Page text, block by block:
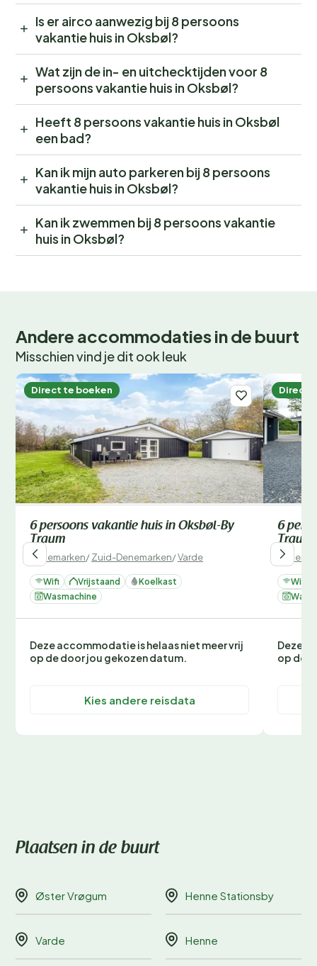
Is er airco aanwezig bij 8 persoons
vakantie huis in Oksbøl?
Wat zijn de in- en uitchecktijden voor 8
persoons vakantie huis in Oksbøl?
Heeft 8 persoons vakantie huis in Oksbøl
een bad?
Kan ik mijn auto parkeren bij 8 persoons
vakantie huis in Oksbøl?
Kan ik zwemmen bij 8 persoons vakantie
huis in Oksbøl?
Andere accommodaties in de buurt
Misschien vind je dit ook leuk
Direct te boeken
6 persoons vakantie huis in Oksbøl-By
Traum
Denemarken/Zuid-Denemarken/Varde
Wifi Vrijstaand
Koelkast
Wasmachine
Deze accommodatie is helaas niet meer vrij
op de door jou gekozen datum.
Kies andere reisdata
Direct
6
Traum
Wifi
Deze
op de
Plaatsen in de buurt
Øster Vrøgum Henne Stationsby
Varde Henne